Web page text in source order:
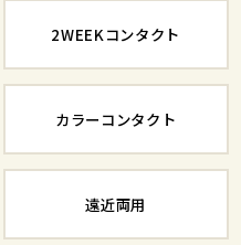
2WEEKコンタクト
カラーコンタクト
遠近両用